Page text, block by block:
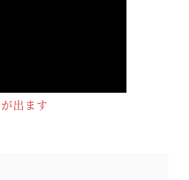
出ます